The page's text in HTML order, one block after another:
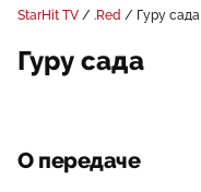
StarHit TV .Red Гуру сада
Гуру сада
О передаче